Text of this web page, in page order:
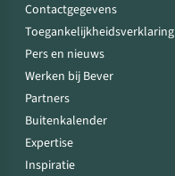
Contactgegevens
Toegankelijkheidsverklaring
Pers en nieuws
Werken bij Bever
Partners
Buitenkalender
Expertise
Inspiratie